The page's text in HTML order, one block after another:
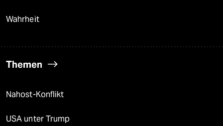
Wahrheit
Themen
Nahost-Konflikt
USA unter Trump